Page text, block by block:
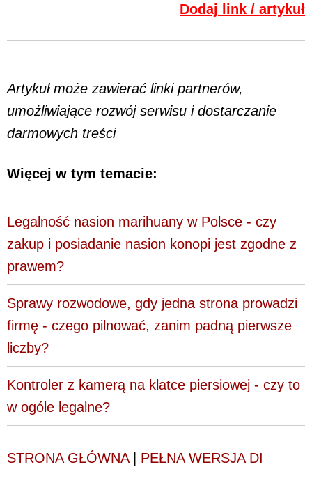
Dodaj link / artykuł
Artykuł może zawierać linki partnerów,
umożliwiające rozwój serwisu i dostarczanie
darmowych treści
Więcej w tym temacie:
Legalność nasion marihuany w Polsce - czy
zakup i posiadanie nasion konopi jest zgodne z
prawem?
Sprawy rozwodowe, gdy jedna strona prowadzi
firmę - czego pilnować, zanim padną pierwsze
liczby?
Kontroler z kamerą na klatce piersiowej - czy to
w ogóle legalne?
STRONA GŁÓWNA| PEŁNA WERSJA DI